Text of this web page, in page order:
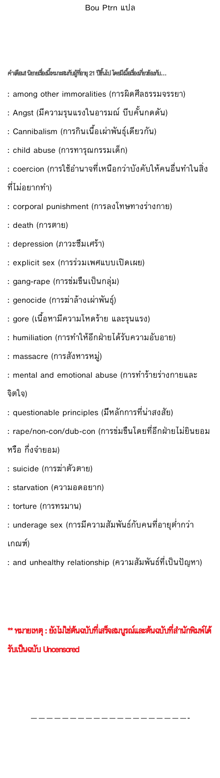
Bou Ptrn แปล
คำเตือน!! นิยายเรื่องนี้เหมาะสมกับผู้ที่อายุ 21 ปีขึ้นไป โดยมีเนื้อเรื่องเกี่ยวข้องกับ…
: among other immoralities (การผิดศีลธรรมจรรยา)
: Angst (มีความรุนแรงในอารมณ์ บีบคั้นกดดัน)
: Cannibalism (การกินเนื้อเผ่าพันธุ์เดียวกัน)
: child abuse (การทารุณกรรมเด็ก)
: coercion (การใช้อำนาจที่เหนือกว่าบังคับให้คนอื่นทำในสิ่ง
ที่ไม่อยากทำ)
: corporal punishment (การลงโทษทางร่างกาย)
: death (การตาย)
: depression (ภาวะซึมเศร้า)
: explicit sex (การร่วมเพศแบบเปิดเผย)
: gang-rape (การข่มขืนเป็นกลุ่ม)
: genocide (การฆ่าล้างเผ่าพันธุ์)
: gore (เนื้อหามีความโหดร้าย และรุนแรง)
: humiliation (การทำให้อีกฝ่ายได้รับความอับอาย)
: massacre (การสังหารหมู่)
: mental and emotional abuse (การทำร้ายร่างกายและ
จิตใจ)
: questionable principles (มีีหลักการที่น่าสงสัย)
: rape/non-con/dub-con (การข่มขืนโดยที่อีกฝ่ายไม่ยินยอม
หรือ กึ่งจำยอม)
: suicide (การฆ่าตัวตาย)
: starvation (ความอดอยาก)
: torture (การทรมาน)
: underage sex (การมีความสัมพันธ์กับคนที่อายุต่ำกว่า
เกณฑ์)
: and unhealthy relationship (ความสัมพันธ์ที่เป็นปัญหา)
** หมายเหตุ : ยังไม่ใช่ต้นฉบับที่เสร็จสมบูรณ์และต้นฉบับที่สำนักพิมพ์ได้
รับเป็นฉบับ Uncensored
————————————————————-